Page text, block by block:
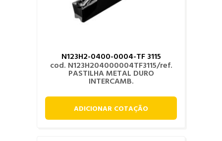
N123H2-0400-0004-TF 3115
cod. N123H204000004TF3115/ref.
PASTILHA METAL DURO
INTERCAMB.
ADICIONAR COTAÇÃO